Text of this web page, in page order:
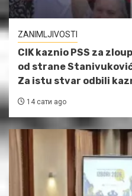
ZANIMLJIVOSTI
CIK kaznio PSS za
od strane
Za istu stvar odbili
14 сати ago